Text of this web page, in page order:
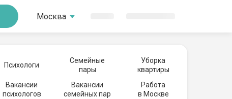
Москва
Психологи
Семейные
пары
Уборка
квартиры
Вакансии
психологов
Вакансии
семейных пар
Работа
в Москве